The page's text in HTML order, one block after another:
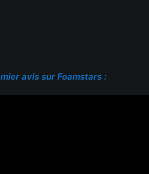
avis sur Foamstars :